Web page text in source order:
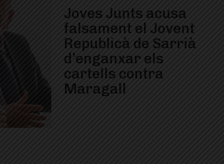
Joves Junts acusa
falsament el Jovent
Republicà de Sarrià
d’enganxar els
cartells contra
Maragall